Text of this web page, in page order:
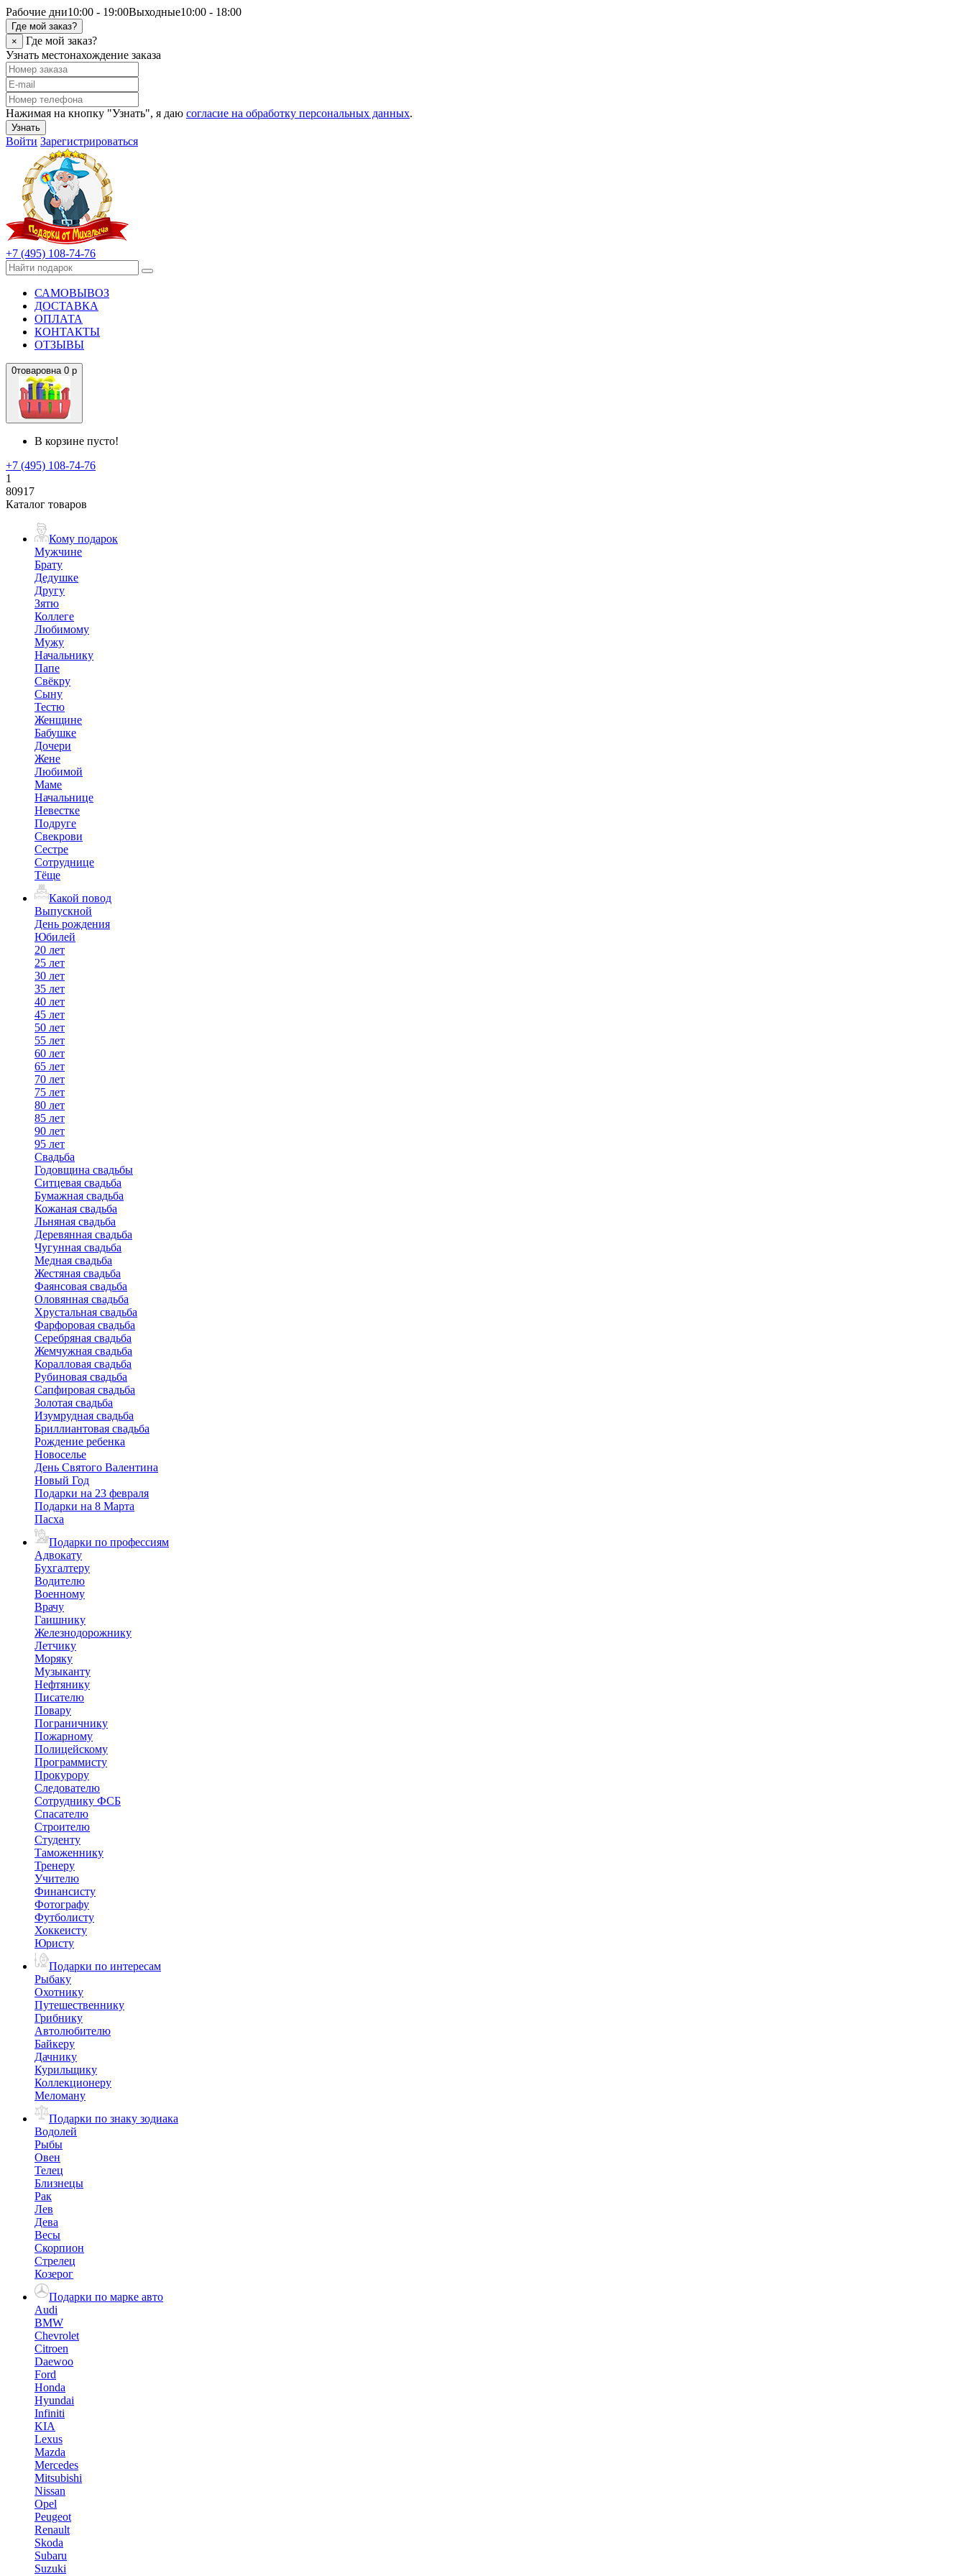
Рабочие дни10:00 - 19:00Выходные10:00 - 18:00
Где мой заказ?
×
Где мой заказ?
Узнать местонахождение заказа
Нажимая на кнопку "Узнать", я даю согласие на обработку персональных данных.
Узнать
Войти Зарегистрироваться
+7 (495) 108-74-76
САМОВЫВОЗ
ДОСТАВКА
ОПЛАТА
КОНТАКТЫ
ОТЗЫВЫ
0товаровна 0 р
В корзине пусто!
+7 (495) 108-74-76
1
80917
Каталог товаров
Кому подарок
Мужчине
Брату
Дедушке
Другу
Зятю
Коллеге
Любимому
Мужу
Начальнику
Папе
Свёкру
Сыну
Тестю
Женщине
Бабушке
Дочери
Жене
Любимой
Маме
Начальнице
Невестке
Подруге
Свекрови
Сестре
Сотруднице
Тёще
Какой повод
Выпускной
День рождения
Юбилей
20 лет
25 лет
30 лет
35 лет
40 лет
45 лет
50 лет
55 лет
60 лет
65 лет
70 лет
75 лет
80 лет
85 лет
90 лет
95 лет
Свадьба
Годовщина свадьбы
Ситцевая свадьба
Бумажная свадьба
Кожаная свадьба
Льняная свадьба
Деревянная свадьба
Чугунная свадьба
Медная свадьба
Жестяная свадьба
Фаянсовая свадьба
Оловянная свадьба
Хрустальная свадьба
Фарфоровая свадьба
Серебряная свадьба
Жемчужная свадьба
Коралловая свадьба
Рубиновая свадьба
Сапфировая свадьба
Золотая свадьба
Изумрудная свадьба
Бриллиантовая свадьба
Рождение ребенка
Новоселье
День Святого Валентина
Новый Год
Подарки на 23 февраля
Подарки на 8 Марта
Пасха
Подарки по профессиям
Адвокату
Бухгалтеру
Водителю
Военному
Врачу
Гаишнику
Железнодорожнику
Летчику
Моряку
Музыканту
Нефтянику
Писателю
Повару
Пограничнику
Пожарному
Полицейскому
Программисту
Прокурору
Следователю
Сотруднику ФСБ
Спасателю
Строителю
Студенту
Таможеннику
Тренеру
Учителю
Финансисту
Фотографу
Футболисту
Хоккеисту
Юристу
Подарки по интересам
Рыбаку
Охотнику
Путешественнику
Грибнику
Автолюбителю
Байкеру
Дачнику
Курильщику
Коллекционеру
Меломану
Подарки по знаку зодиака
Водолей
Рыбы
Овен
Телец
Близнецы
Рак
Лев
Дева
Весы
Скорпион
Стрелец
Козерог
Подарки по марке авто
Audi
BMW
Chevrolet
Citroen
Daewoo
Ford
Honda
Hyundai
Infiniti
KIA
Lexus
Mazda
Mercedes
Mitsubishi
Nissan
Opel
Peugeot
Renault
Skoda
Subaru
Suzuki